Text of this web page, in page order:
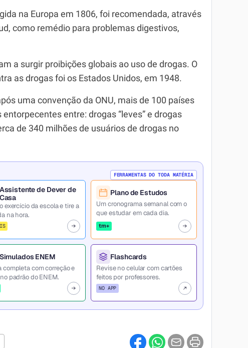
na Europa em 1806, foi recomendada, através
como remédio para problemas digestivos,
a surgir proibições globais ao uso de drogas. O
as drogas foi os Estados Unidos, em 1948.
uma convenção da ONU, mais de 100 países
entre: drogas “leves” e drogas
de 340 milhões de usuários de drogas no
FERRAMENTAS DO TODA MATÉRIA
de Dever de
exercício da escola e tire a
na hora.
Plano de Estudos
Um cronograma semanal com o
que estudar em cada dia.
tm+
Simulados ENEM
completa com correção e
padrão do ENEM.
Flashcards
Revise no celular com cartões
feitos por professores.
NO APP